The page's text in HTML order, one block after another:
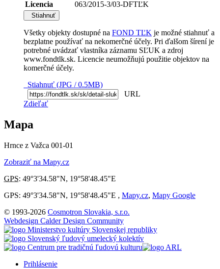
Licencia
063/2015-3/03-DFTĽK
Stiahnuť
Všetky objekty dostupné na FOND TĽK je možné stiahnuť a
bezplatne používať na nekomerčné účely. Pri ďalšom šírení je
potrebné uvádzať vlastníka záznamu SĽUK a zdroj
www.fondtlk.sk. Licencie neumožňujú použitie objektov na
komerčné účely.
Stiahnuť (JPG / 0.5MB)
URL
Zdieľať
Mapa
Hrnce z Važca 001-01
Zobraziť na Mapy.cz
GPS: 49°3'34.58"N, 19°58'48.45"E
GPS: 49°3'34.58"N, 19°58'48.45"E , Mapy.cz, Mapy Google
© 1993-2026 Cosmotron Slovakia, s.r.o.
Webdesign Calder Design Community
Prihlásenie